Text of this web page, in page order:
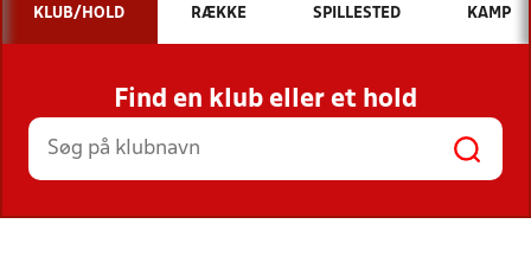
Hvad vil du søge efter?
INDHOLD OG NYHEDER
STILLINGER, RESULTATER, KLUBBER OG
HOLD
KLUB/HOLD RÆKKE SPILLESTED KAMP
Find en klub eller et hold